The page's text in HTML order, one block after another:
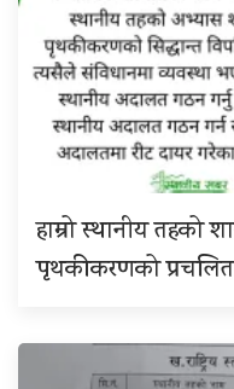
हाम्रो स्थानीय तहको
पृथकीकरणको प्रचलित